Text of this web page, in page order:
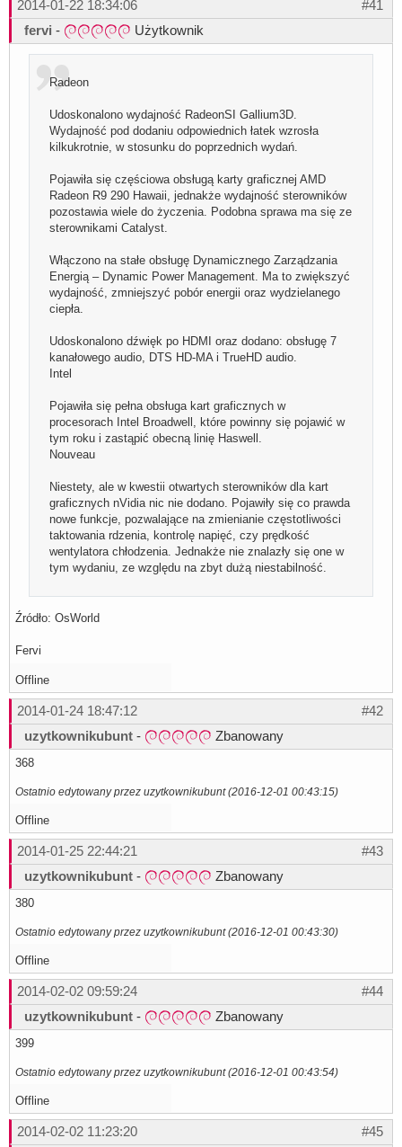
#41
2014-01-22 18:34:06
fervi - Użytkownik
Radeon
Udoskonalono wydajność RadeonSI Gallium3D.
Wydajność pod dodaniu odpowiednich łatek wzrosła
kilkukrotnie, w stosunku do poprzednich wydań.
Pojawiła się częściowa obsługą karty graficznej AMD
Radeon R9 290 Hawaii, jednakże wydajność sterowników
pozostawia wiele do życzenia. Podobna sprawa ma się ze
sterownikami Catalyst.
Włączono na stałe obsługę Dynamicznego Zarządzania
Energią – Dynamic Power Management. Ma to zwiększyć
wydajność, zmniejszyć pobór energii oraz wydzielanego
ciepła.
Udoskonalono dźwięk po HDMI oraz dodano: obsługę 7
kanałowego audio, DTS HD-MA i TrueHD audio.
Intel
Pojawiła się pełna obsługa kart graficznych w
procesorach Intel Broadwell, które powinny się pojawić w
tym roku i zastąpić obecną linię Haswell.
Nouveau
Niestety, ale w kwestii otwartych sterowników dla kart
graficznych nVidia nic nie dodano. Pojawiły się co prawda
nowe funkcje, pozwalające na zmienianie częstotliwości
taktowania rdzenia, kontrolę napięć, czy prędkość
wentylatora chłodzenia. Jednakże nie znalazły się one w
tym wydaniu, ze względu na zbyt dużą niestabilność.
Źródło: OsWorld
Fervi
Offline
#42
2014-01-24 18:47:12
uzytkownikubunt - Zbanowany
368
Ostatnio edytowany przez uzytkownikubunt (2016-12-01 00:43:15)
Offline
#43
2014-01-25 22:44:21
uzytkownikubunt - Zbanowany
380
Ostatnio edytowany przez uzytkownikubunt (2016-12-01 00:43:30)
Offline
#44
2014-02-02 09:59:24
uzytkownikubunt - Zbanowany
399
Ostatnio edytowany przez uzytkownikubunt (2016-12-01 00:43:54)
Offline
#45
2014-02-02 11:23:20